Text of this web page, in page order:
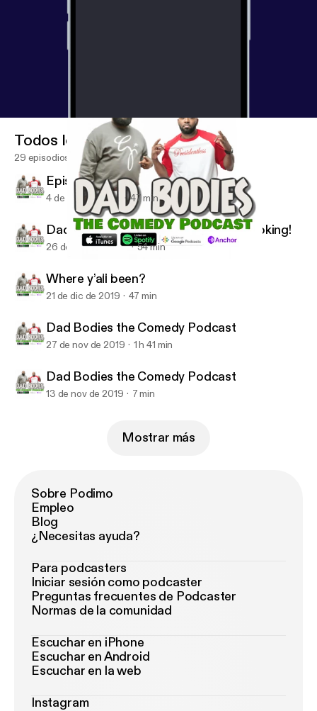
Dad Bodies the Comedy Podcast W/ Q & CJ Starr
Todos los episodios
29 episodios
Episode 9 season 2
4 de mar de 2020 47 min
Dad Bodies We Back now lets get booking!
26 de ene de 2020 54 min
Where y’all been?
21 de dic de 2019 47 min
Dad Bodies the Comedy Podcast
27 de nov de 2019 1 h 41 min
Dad Bodies the Comedy Podcast
13 de nov de 2019 7 min
Mostrar más
Sobre Podimo
Empleo
Blog
¿Necesitas ayuda?
Para podcasters
Iniciar sesión como podcaster
Preguntas frecuentes de Podcaster
Normas de la comunidad
Escuchar en iPhone
Escuchar en Android
Escuchar en la web
Instagram